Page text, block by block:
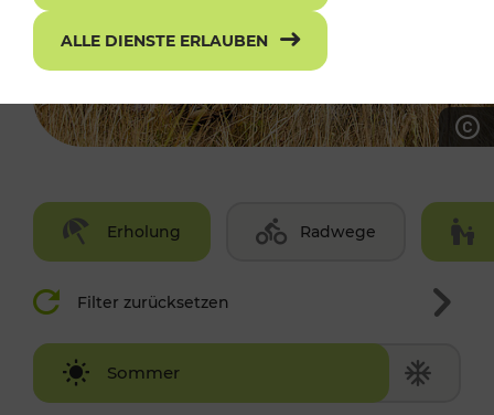
Erholung Radwege
Filter zurücksetzen
Sommer
Winter
ALLE DIENSTE ERLAUBEN